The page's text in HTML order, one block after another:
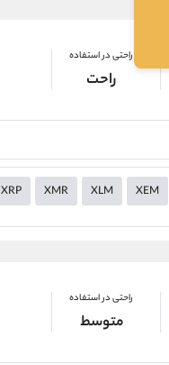
راحتی در استفاده
راحت
XRP XMR XLM XEM
راحتی در استفاده
متوسط